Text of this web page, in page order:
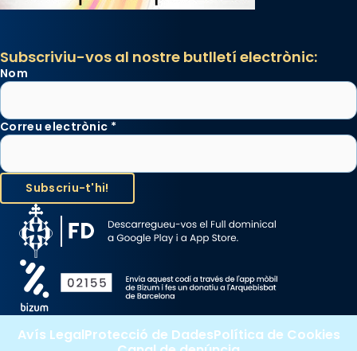
Subscriviu-vos al nostre butlletí electrònic:
Nom
Correu electrònic *
Avís LegalProtecció de DadesPolítica de Cookies